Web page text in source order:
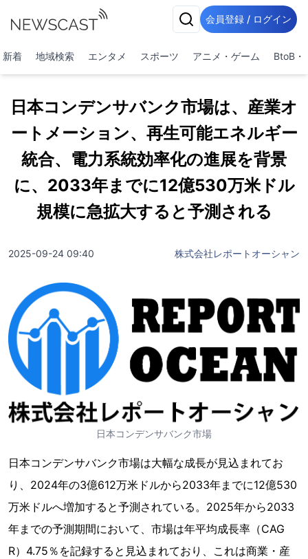
会員登録 / ログイン
新着 地域検索 エンタメ スポーツ アニメ・ゲーム BtoB・
日本コンデンサバンク市場は、産業オ
ートメーション、再生可能エネルギー
統合、電力系統効率化の進展を背景
に、2033年までに12億530万米ドル
規模に急拡大すると予測される
2025-09-24 09:40 株式会社レポートオーシャン
日本コンデンサバンク市場
日本コンデンサバンク市場は大幅な成長が見込まれてお
り、2024年の3億612万米ドルから2033年までに12億530
万米ドルへ増加すると予測されている。2025年から2033
年までの予測期間において、市場は年平均成長率（CAG
R）4.75％を記録すると見込まれており、これは商業・産